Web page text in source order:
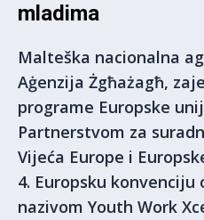
mladima
Malteška nacionalna
Aġenzija Żgħażagħ,
programe Europske
Partnerstvom za
Vijeća Europe i
4. Europsku
nazivom Youth Work